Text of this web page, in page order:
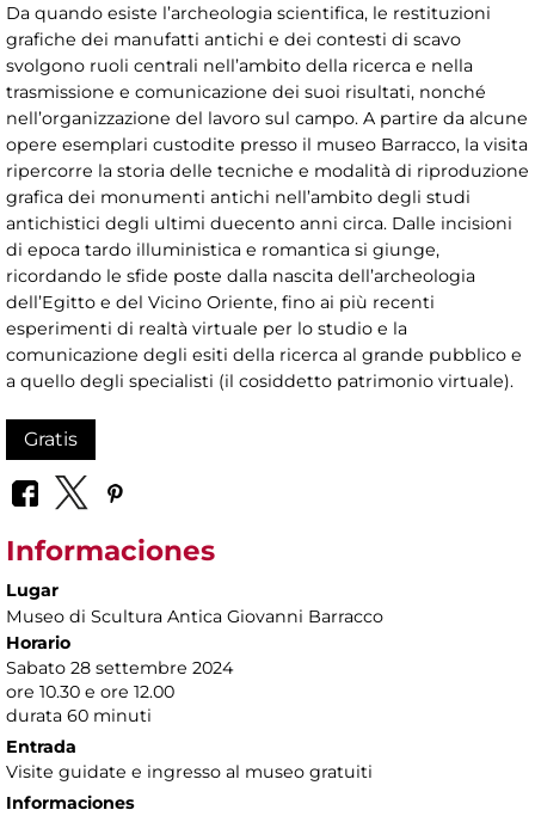
Da quando esiste l’archeologia scientifica, le restituzioni
grafiche dei manufatti antichi e dei contesti di scavo
svolgono ruoli centrali nell’ambito della ricerca e nella
trasmissione e comunicazione dei suoi risultati, nonché
nell’organizzazione del lavoro sul campo. A partire da alcune
opere esemplari custodite presso il museo Barracco, la visita
ripercorre la storia delle tecniche e modalità di riproduzione
grafica dei monumenti antichi nell’ambito degli studi
antichistici degli ultimi duecento anni circa. Dalle incisioni
di epoca tardo illuministica e romantica si giunge,
ricordando le sfide poste dalla nascita dell’archeologia
dell’Egitto e del Vicino Oriente, fino ai più recenti
esperimenti di realtà virtuale per lo studio e la
comunicazione degli esiti della ricerca al grande pubblico e
a quello degli specialisti (il cosiddetto patrimonio virtuale).
Gratis
Informaciones
Lugar
Museo di Scultura Antica Giovanni Barracco
Horario
Sabato 28 settembre 2024
ore 10.30 e ore 12.00
durata 60 minuti
Entrada
Visite guidate e ingresso al museo gratuiti
Informaciones